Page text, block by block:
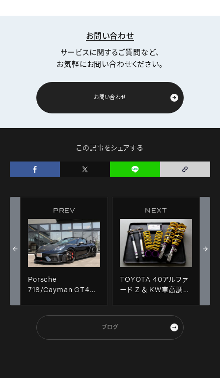
お問い合わせ
サービスに関するご質問など、
お気軽にお問い合わせください。
お問い合わせ
この記事をシェアする
PREV
Porsche
718/Cayman GT4RS
NEXT
TOYOTA 40アルファ
ード Z ＆ KW車高調＋
+BeatSonic TOON
ブログ